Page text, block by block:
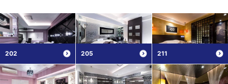
202 205 211